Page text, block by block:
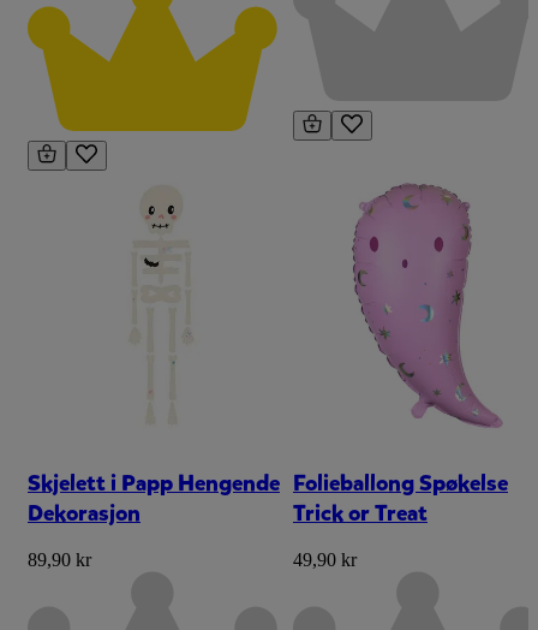
Skjelett i Papp Hengende
Dekorasjon
89,90 kr
Folieballong Spøkelse
Trick or Treat
49,90 kr